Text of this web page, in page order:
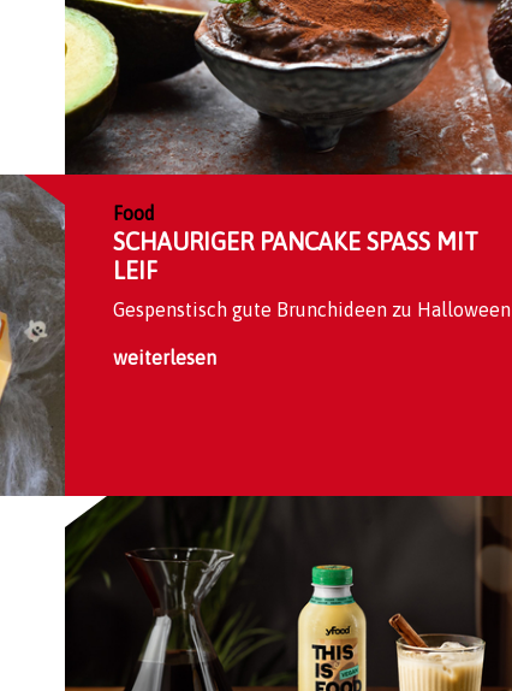
Food
SCHAURIGER PANCAKE SPASS MIT L
EIF
Gespenstisch gute Brunchideen zu Halloween
weiterlesen